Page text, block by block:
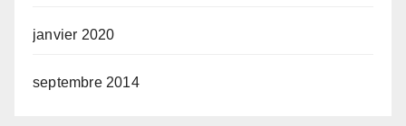
janvier 2020
septembre 2014